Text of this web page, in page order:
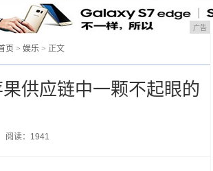
广告
页 >娱乐 > 正文
供应链中一颗不起眼的
阅读：1941